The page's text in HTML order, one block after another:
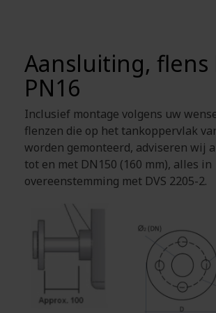
Aansluiting, flens
PN16
Inclusief montage volgens uw
flenzen die op het tankoppervlak
worden gemonteerd, adviseren wij
tot en met DN150 (160 mm), alles in
overeenstemming met DVS 2205-2.